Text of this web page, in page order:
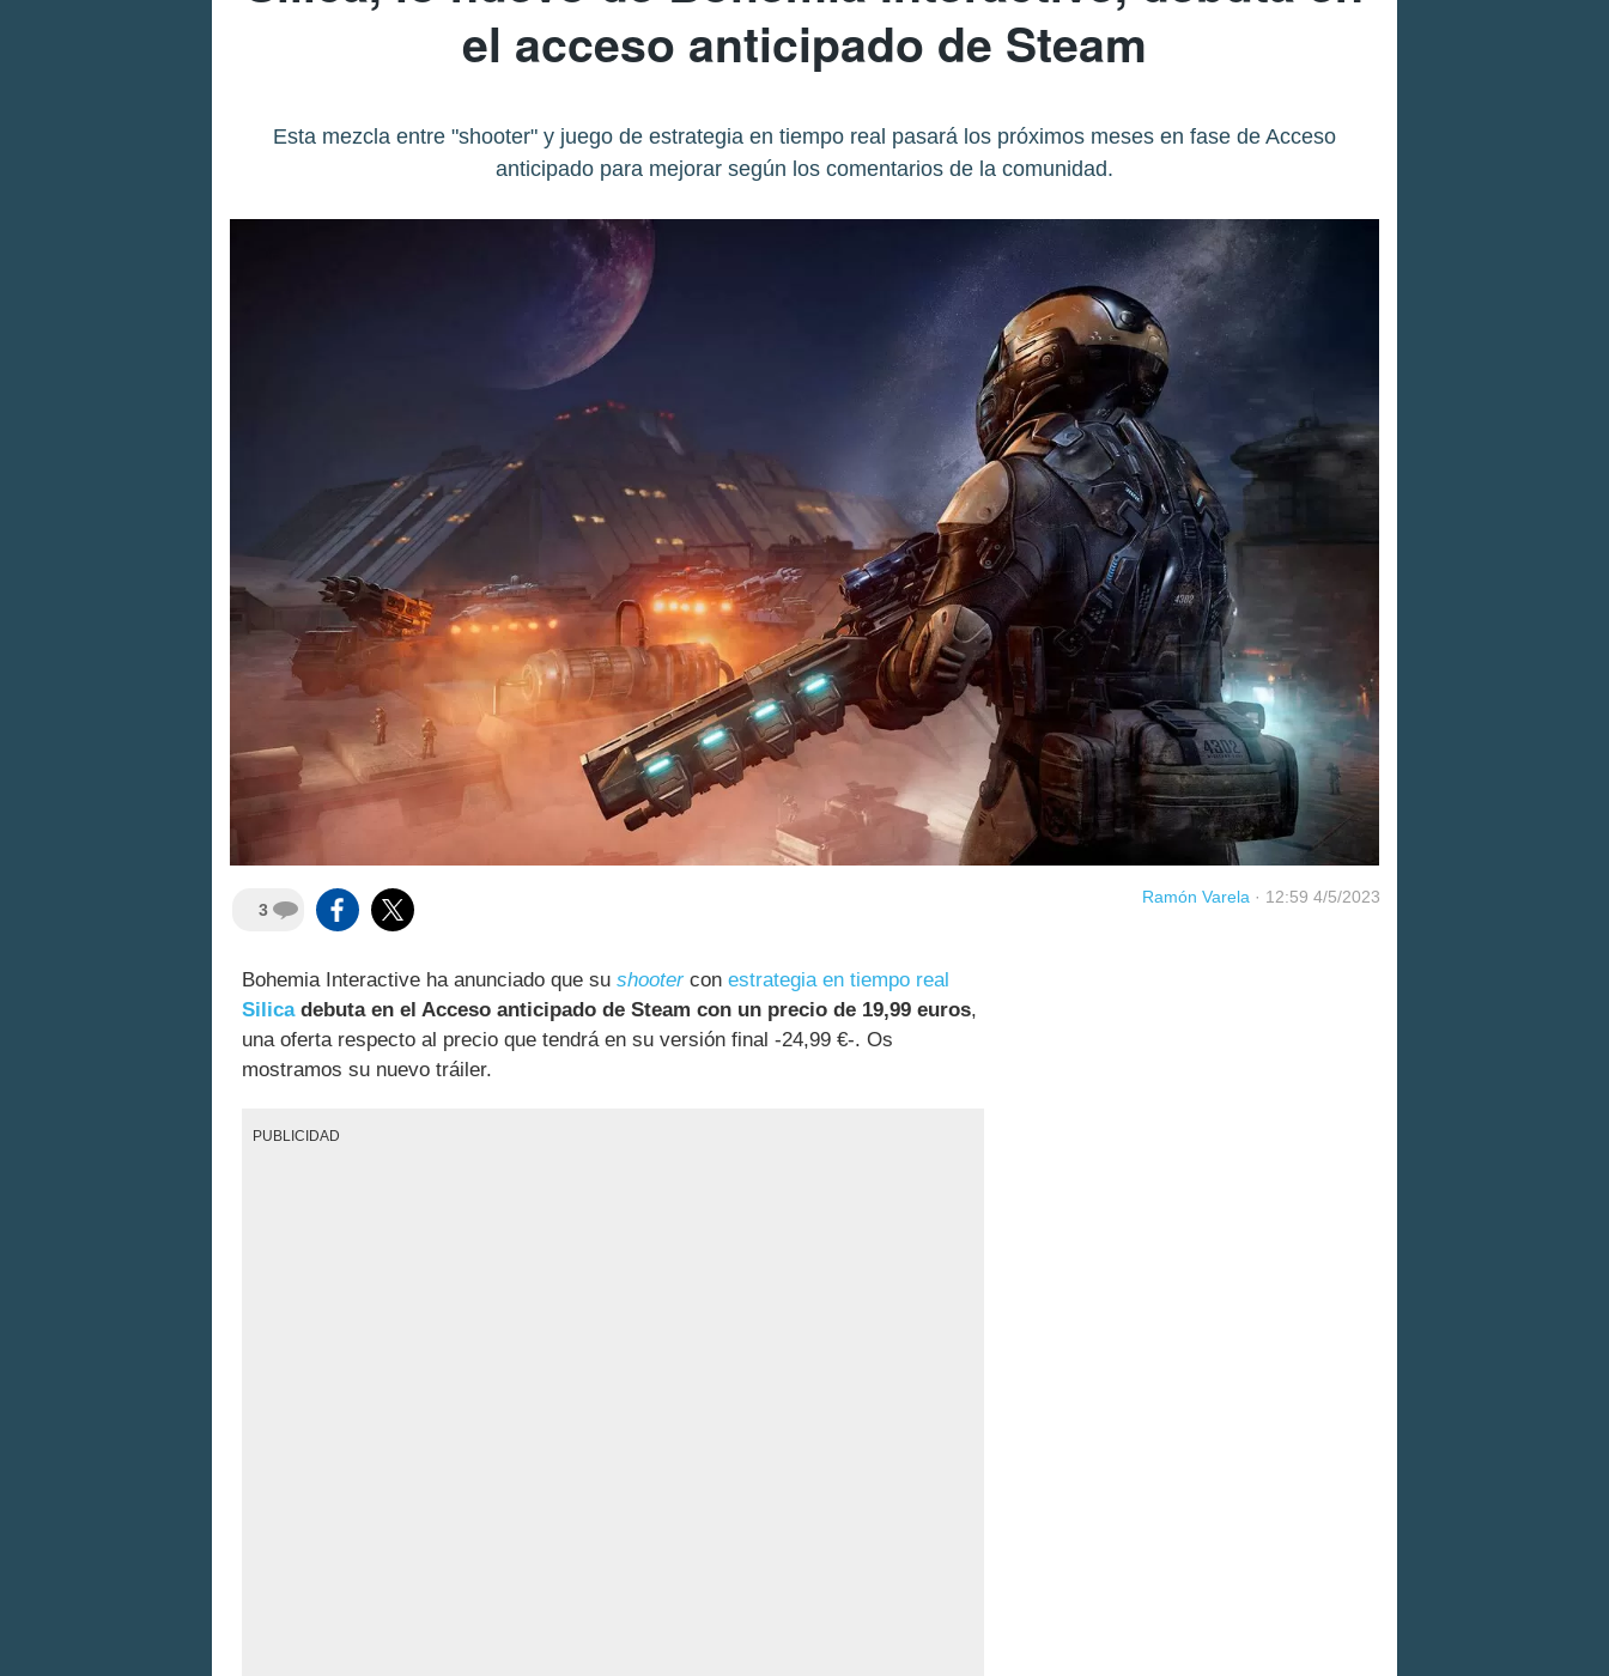
el acceso anticipado de Steam
Esta mezcla entre "shooter" y juego de estrategia en tiempo real pasará los próximos meses en fase de Acceso
anticipado para mejorar según los comentarios de la comunidad.
3
Ramón Varela · 12:59 4/5/2023
Bohemia Interactive ha anunciado que su shootercon estrategia en tiempo real
Silica debuta en el Acceso anticipado de Steam con un precio de 19,99 euros,
una oferta respecto al precio que tendrá en su versión final -24,99 €-. Os
mostramos su nuevo tráiler.
PUBLICIDAD